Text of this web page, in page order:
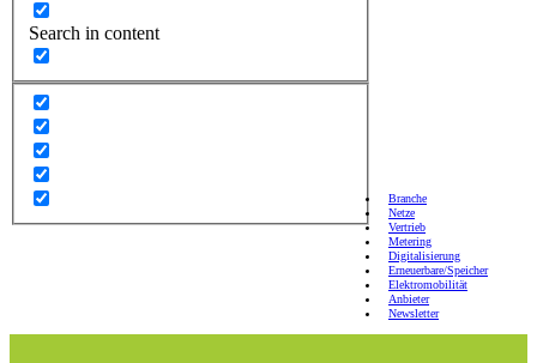
Search in content
Branche
Netze
Vertrieb
Metering
Digitalisierung
Erneuerbare/Speicher
Elektromobilität
Anbieter
Newsletter